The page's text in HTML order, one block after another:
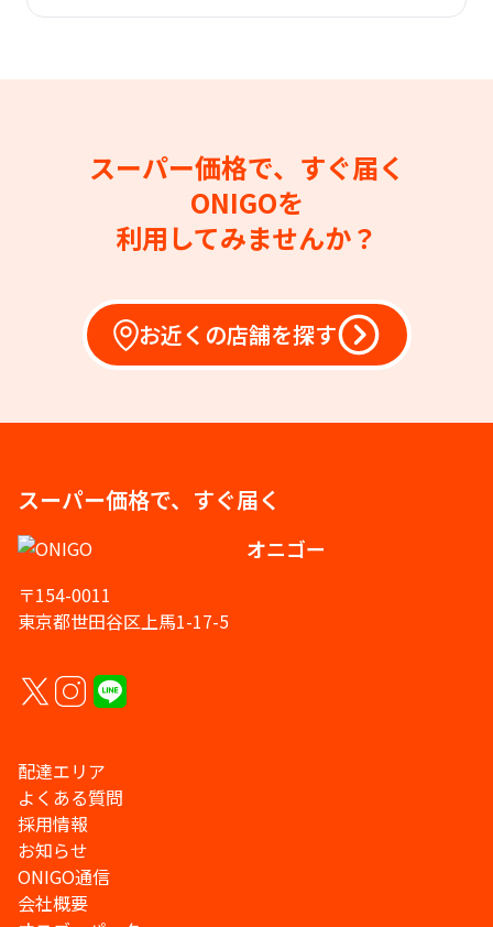
スーパー価格で、すぐ届く
ONIGOを
利用してみませんか？
お近くの店舗を探す
スーパー価格で、すぐ届く
オニゴー
〒154-0011
東京都世田谷区上馬1-17-5
配達エリア
よくある質問
採用情報
お知らせ
ONIGO通信
会社概要